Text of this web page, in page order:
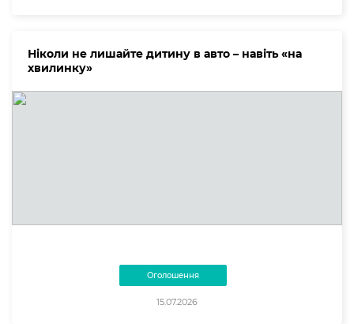
Ніколи не лишайте дитину в авто – навіть «на
хвилинку»
Оголошення
15.07.2026